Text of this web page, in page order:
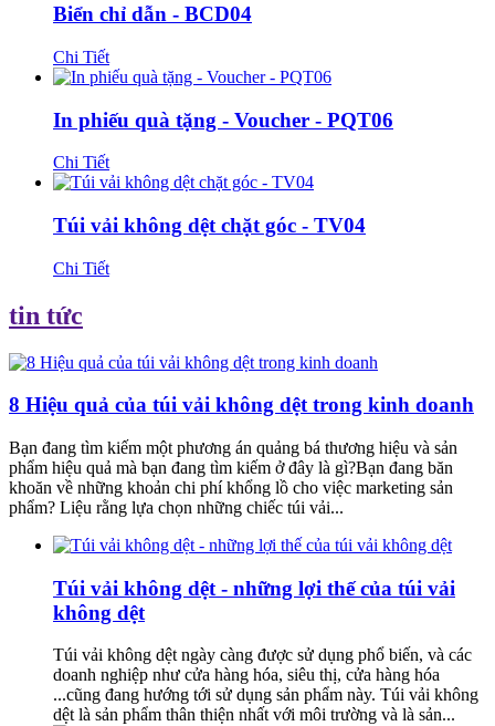
Biển chỉ dẫn - BCD04
Chi Tiết
In phiếu quà tặng - Voucher - PQT06
Chi Tiết
Túi vải không dệt chặt góc - TV04
Chi Tiết
tin tức
8 Hiệu quả của túi vải không dệt trong kinh doanh
Bạn đang tìm kiếm một phương án quảng bá thương hiệu và sản
phẩm hiệu quả mà bạn đang tìm kiếm ở đây là gì?Bạn đang băn
khoăn về những khoản chi phí khổng lồ cho việc marketing sản
phẩm? Liệu rằng lựa chọn những chiếc túi vải...
Túi vải không dệt - những lợi thế của túi vải
không dệt
Túi vải không dệt ngày càng được sử dụng phổ biến, và các
doanh nghiệp như cửa hàng hóa, siêu thị, cửa hàng hóa
...cũng đang hướng tới sử dụng sản phẩm này. Túi vải không
dệt là sản phẩm thân thiện nhất với môi trường và là sản...